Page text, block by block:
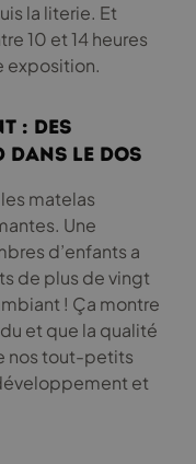
la literie. Et
10 et 14 heures
exposition.
: des
le dos
matelas
Une
d’enfants a
de plus de vingt
! Ça montre
et que la qualité
nos tout-petits
et